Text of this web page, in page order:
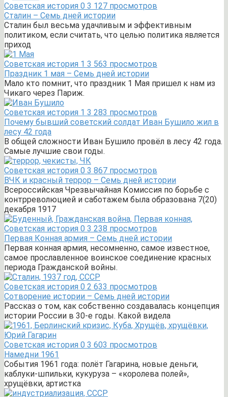
Советская история 0 3 127 просмотров
Сталин – Семь дней истории
Сталин был весьма удачливым и эффективным
политиком, если считать, что целью политика является
приход
Советская история 1 3 563 просмотров
Праздник 1 мая – Семь дней истории
Мало кто помнит, что праздник 1 Мая пришел к нам из
Чикаго через Париж.
Советская история 1 3 283 просмотров
Почему бывший советский солдат Иван Бушило жил в
лесу 42 года
В общей сложности Иван Бушило провёл в лесу 42 года.
Самые лучшие свои годы.
Советская история 0 3 867 просмотров
ВЧК и красный террор – Семь дней истории
Всероссийская Чрезвычайная Комиссия по борьбе с
контрреволюцией и саботажем была образована 7(20)
декабря 1917
Советская история 0 3 238 просмотров
Первая Конная армия – Семь дней истории
Первая конная армия, несомненно, самое известное,
самое прославленное воинское соединение красных
периода Гражданской войны.
Советская история 0 2 633 просмотров
Сотворение истории – Семь дней истории
Рассказ о том, как собственно создавалась концепция
истории России в 30-е годы. Какой видела
Советская история 0 3 603 просмотров
Намедни 1961
События 1961 года: полёт Гагарина, новые деньги,
каблуки-шпильки, кукуруза – «королева полей»,
хрущёвки, артистка